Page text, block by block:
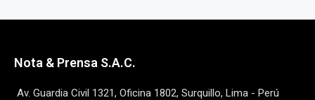
Nota & Prensa S.A.C.
Av. Guardia Civil 1321, Oficina 1802, Surquillo, Lima - Perú